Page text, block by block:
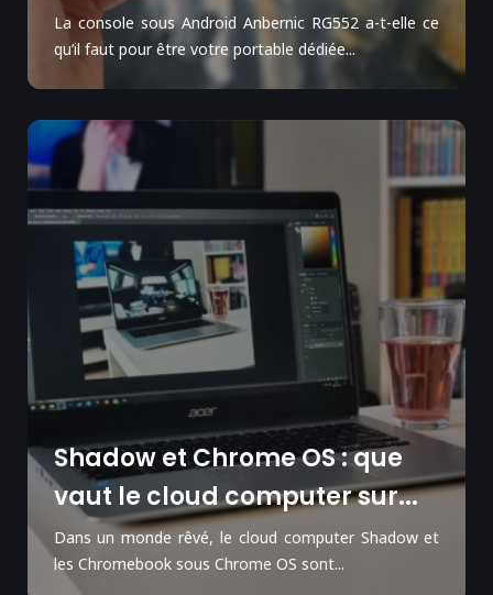
La console sous Android Anbernic RG552 a-t-elle ce
qu’il faut pour être votre portable dédiée...
Shadow et Chrome OS : que
vaut le cloud computer sur...
Dans un monde rêvé, le cloud computer Shadow et
les Chromebook sous Chrome OS sont...